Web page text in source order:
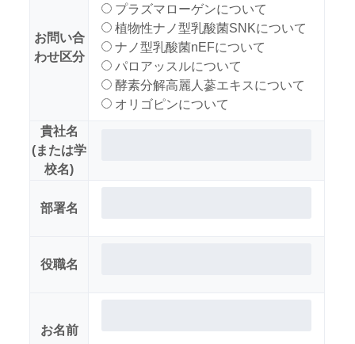
お問い合
わせ区分
プラズマローゲンについて
植物性ナノ型乳酸菌SNKについて
ナノ型乳酸菌nEFについて
パロアッスルについて
酵素分解高麗人蔘エキスについて
オリゴピンについて
貴社名
(または学
校名)
部署名
役職名
お名前